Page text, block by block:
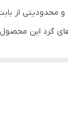
از
های گرد این